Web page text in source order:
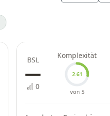
BSL
—
0
Komplexität
2.61
von 5